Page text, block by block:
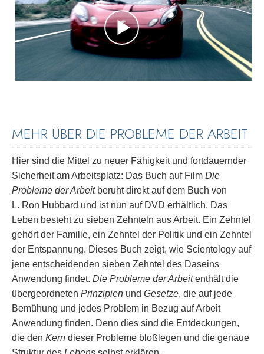
MEHR ÜBER DIE PROBLEME DER ARBEIT
Hier sind die Mittel zu neuer Fähigkeit und fortdauernder
Sicherheit am Arbeitsplatz: Das Buch auf Film Die
Probleme der Arbeitberuht direkt auf dem Buch von
L. Ron Hubbard und ist nun auf DVD erhältlich. Das
Leben besteht zu sieben Zehnteln aus Arbeit. Ein Zehntel
gehört der Familie, ein Zehntel der Politik und ein Zehntel
der Entspannung. Dieses Buch zeigt, wie Scientology auf
jene entscheidenden sieben Zehntel des Daseins
Anwendung findet. Die Probleme der Arbeitenthält die
übergeordneten Prinzipien und Gesetze, die auf jede
Bemühung und jedes Problem in Bezug auf Arbeit
Anwendung finden. Denn dies sind die Entdeckungen,
die den Kern dieser Probleme bloßlegen und die genaue